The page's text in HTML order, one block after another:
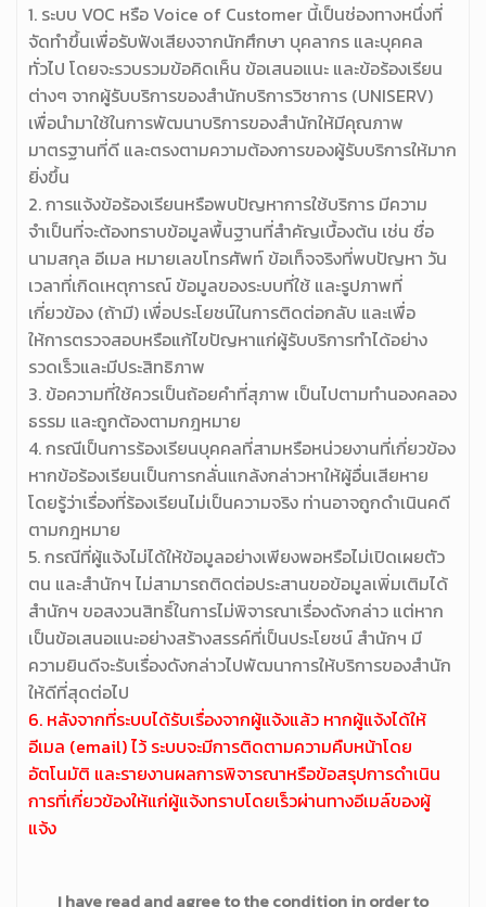
1. ระบบ VOC หรือ Voice of Customer นี้เป็นช่องทางหนึ่งที่
จัดทำขึ้นเพื่อรับฟังเสียงจากนักศึกษา บุคลากร และบุคคล
ทั่วไป โดยจะรวบรวมข้อคิดเห็น ข้อเสนอแนะ และข้อร้องเรียน
ต่างๆ จากผู้รับบริการของสำนักบริการวิชาการ (UNISERV)
เพื่อนำมาใช้ในการพัฒนาบริการของสำนักให้มีคุณภาพ
มาตรฐานที่ดี และตรงตามความต้องการของผู้รับบริการให้มาก
ยิ่งขึ้น
2. การแจ้งข้อร้องเรียนหรือพบปัญหาการใช้บริการ มีความ
จำเป็นที่จะต้องทราบข้อมูลพื้นฐานที่สำคัญเบื้องต้น เช่น ชื่อ
นามสกุล อีเมล หมายเลขโทรศัพท์ ข้อเท็จจริงที่พบปัญหา วัน
เวลาที่เกิดเหตุการณ์ ข้อมูลของระบบที่ใช้ และรูปภาพที่
เกี่ยวข้อง (ถ้ามี) เพื่อประโยชน์ในการติดต่อกลับ และเพื่อ
ให้การตรวจสอบหรือแก้ไขปัญหาแก่ผู้รับบริการทำได้อย่าง
รวดเร็วและมีประสิทธิภาพ
3. ข้อความที่ใช้ควรเป็นถ้อยคำที่สุภาพ เป็นไปตามทำนองคลอง
ธรรม และถูกต้องตามกฎหมาย
4. กรณีเป็นการร้องเรียนบุคคลที่สามหรือหน่วยงานที่เกี่ยวข้อง
หากข้อร้องเรียนเป็นการกลั่นแกล้งกล่าวหาให้ผู้อื่นเสียหาย
โดยรู้ว่าเรื่องที่ร้องเรียนไม่เป็นความจริง ท่านอาจถูกดำเนินคดี
ตามกฎหมาย
5. กรณีที่ผู้แจ้งไม่ได้ให้ข้อมูลอย่างเพียงพอหรือไม่เปิดเผยตัว
ตน และสำนักฯ ไม่สามารถติดต่อประสานขอข้อมูลเพิ่มเติมได้
สำนักฯ ขอสงวนสิทธิ์ในการไม่พิจารณาเรื่องดังกล่าว แต่หาก
เป็นข้อเสนอแนะอย่างสร้างสรรค์ที่เป็นประโยชน์ สำนักฯ มี
ความยินดีจะรับเรื่องดังกล่าวไปพัฒนาการให้บริการของสำนัก
ให้ดีที่สุดต่อไป
6. หลังจากที่ระบบได้รับเรื่องจากผู้แจ้งแล้ว หากผู้แจ้งได้ให้
อีเมล (email) ไว้ ระบบจะมีการติดตามความคืบหน้าโดย
อัตโนมัติ และรายงานผลการพิจารณาหรือข้อสรุปการดำเนิน
การที่เกี่ยวข้องให้แก่ผู้แจ้งทราบโดยเร็วผ่านทางอีเมล์ของผู้
แจ้ง
I have read and agree to the condition in order to